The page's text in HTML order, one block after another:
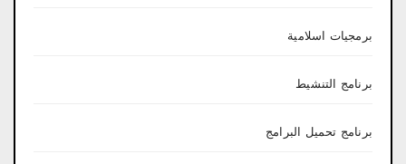
برمجيات اسلامية
برنامج التنشيط
برنامج تحميل البرامج